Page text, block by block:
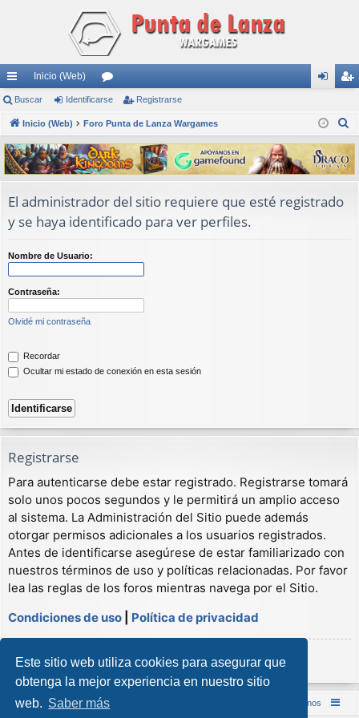
Este sitio web utiliza cookies para asegurar que
obtenga la mejor experiencia en nuestro sitio
web. Saber más
nl
ac
es
rá
pi
do
Inicio (Web)
or
os nti
fic
ar
ist
ra
rs
Buscar Identificarse Registrarse
Inicio (Web) Foro Punta de Lanza Wargames
s
c
El administrador del sitio requiere que esté registrado
y se haya identificado para ver perfiles.
Nombre de Usuario:
Contraseña:
Olvidé mi contraseña
Recordar
Ocultar mi estado de conexión en esta sesión
Registrarse
Para autenticarse debe estar registrado. Registrarse tomará
solo unos pocos segundos y le permitirá un amplio acceso
al sistema. La Administración del Sitio puede además
otorgar permisos adicionales a los usuarios registrados.
Antes de identificarse asegúrese de estar familiarizado con
nuestros términos de uso y políticas relacionadas. Por favor
lea las reglas de los foros mientras navega por el Sitio.
Condiciones de uso
Política de privacidad
Registrarse
Inicio (Web) Foro Punta de Lanza Wargames Contáctenos